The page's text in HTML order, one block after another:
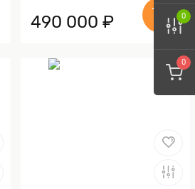
0
0
490 000 ₽